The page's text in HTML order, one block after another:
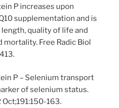
P increases upon
supplementation and is
quality of life and
Free Radic Biol
P – Selenium transport
of selenium status.
163.